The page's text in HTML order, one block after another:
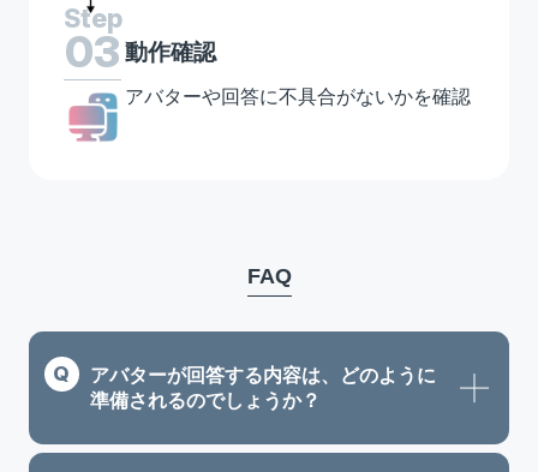
Step
03 動作確認
アバターや回答に不具合がないかを確認
FAQ
アバターが回答する内容は、どのように
準備されるのでしょうか？